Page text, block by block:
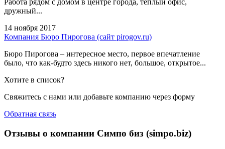
Работа рядом с домом в центре города, теплый офис,
дружный...
14 ноября 2017
Компания Бюро Пирогова (сайт pirogov.ru)
Бюро Пирогова – интересное место, первое впечатление
было, что как-будто здесь никого нет, большое, открытое...
Хотите в список?
Свяжитесь с нами или добавьте компанию через форму
Обратная связь
Отзывы о компании Симпо биз (simpo.biz)